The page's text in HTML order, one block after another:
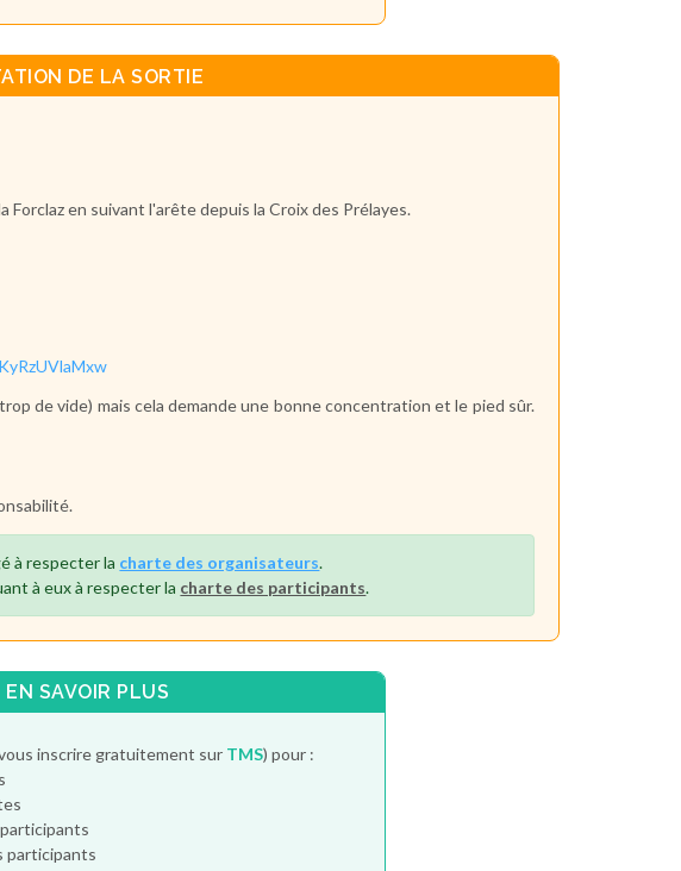
DE LA SORTIE
Forclaz en suivant l'arête depuis la Croix des Prélayes.
de vide) mais cela demande une bonne concentration et le pied sûr.
à respecter la charte des organisateurs.
à eux à respecter la charte des participants.
EN SAVOIR PLUS
inscrire gratuitement sur TMS) pour :
participants